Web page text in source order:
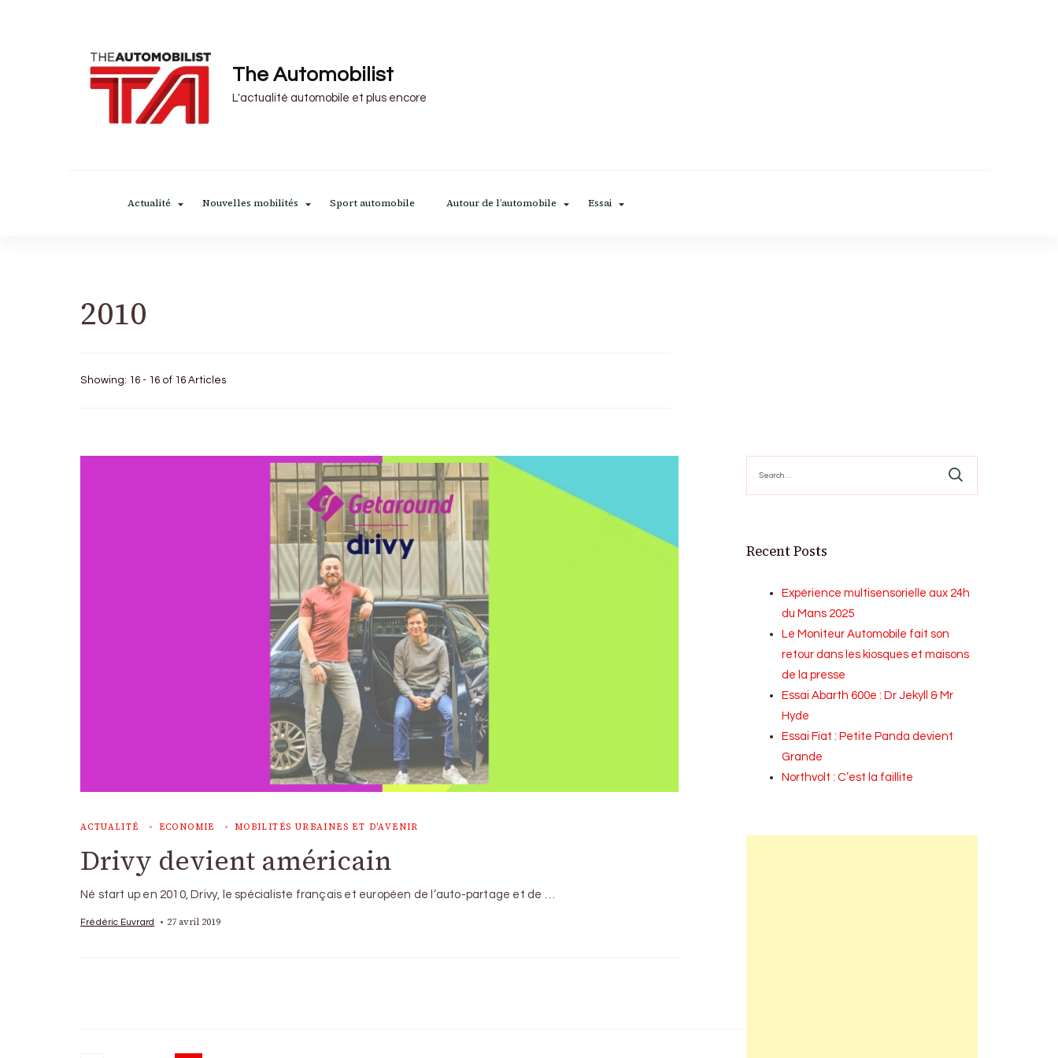
The Automobilist
L'actualité automobile et plus encore
Actualité Nouvelles mobilités Sport automobile Autour de l’automobile Essai
2010
Showing: 16 - 16 of 16 Articles
ACTUALITÉ ECONOMIE MOBILITÉS URBAINES ET D'AVENIR
Drivy devient américain
Né start up en 2010, Drivy, le spécialiste français et européen de l’auto-partage et de …
Frédéric Euvrard 27 avril 2019
for:
Recent Posts
Expérience multisensorielle aux 24h
du Mans 2025
Le Moniteur Automobile fait son
retour dans les kiosques et maisons
de la presse
Essai Abarth 600e : Dr Jekyll & Mr
Hyde
Essai Fiat : Petite Panda devient
Grande
Northvolt : C’est la faillite